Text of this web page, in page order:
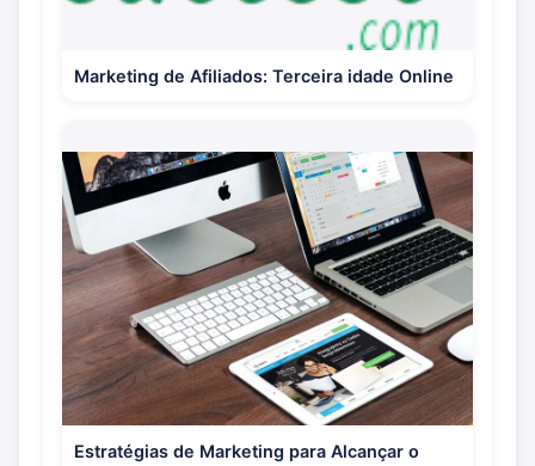
Marketing de Afiliados: Terceira idade Online
Estratégias de Marketing para Alcançar o